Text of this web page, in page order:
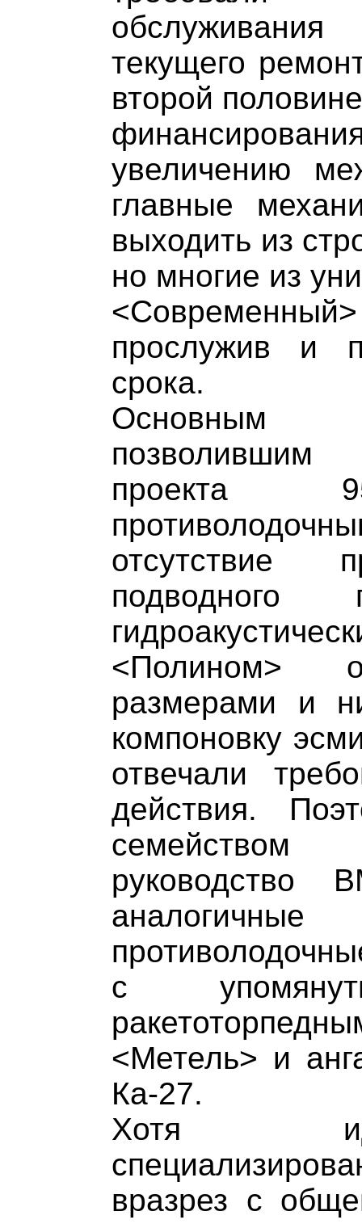
текущего
второй
увеличению
главные
выходить из
но многие из
прослужив и
срока.
Основным
позволившим
проекта
отсутствие
подводного
<Полином>
размерами и
компоновку
отвечали
действия.
руководство
с
<Метель> и
Ка-27.
Хотя
вразрез с